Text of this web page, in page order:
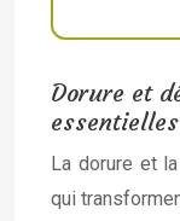
Dorure et
essentielles
La dorure et
qui